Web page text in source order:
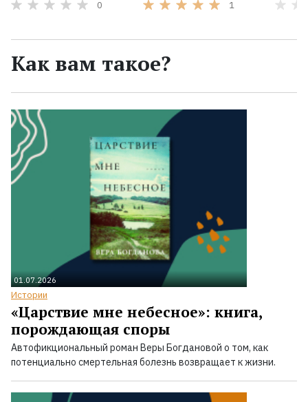
0
1
Как вам такое?
01.07.2026
Истории
«Царствие мне небесное»: книга,
порождающая споры
Автофикциональный роман Веры Богдановой о том, как
потенциально смертельная болезнь возвращает к жизни.